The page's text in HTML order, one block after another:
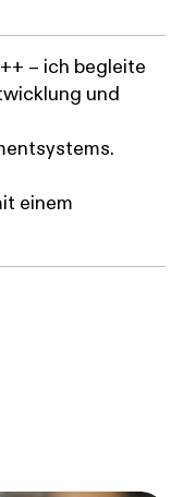
– ich begleite
und
einem